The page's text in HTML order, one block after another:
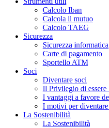
Calcolo Iban
Calcola il mutuo
Calcolo TAEG
Sicurezza
Sicurezza informatica
Carte di pagamento
Sportello ATM
Soci
Diventare soci
Il Privilegio di essere
I vantaggi a favore
I motivi per
La Sostenibilità
La Sostenibilità